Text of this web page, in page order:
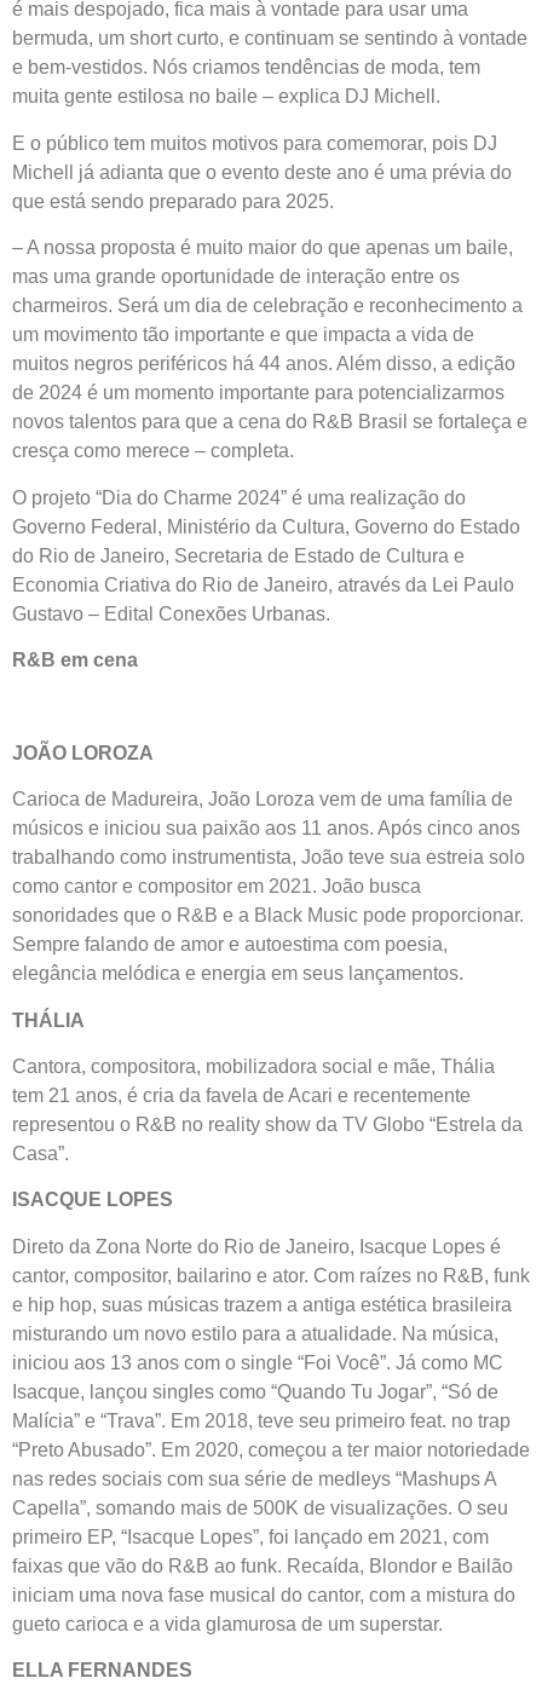
é mais despojado, fica mais à vontade para usar uma
bermuda, um short curto, e continuam se sentindo à vontade
e bem-vestidos. Nós criamos tendências de moda, tem
muita gente estilosa no baile – explica DJ Michell.
E o público tem muitos motivos para comemorar, pois DJ
Michell já adianta que o evento deste ano é uma prévia do
que está sendo preparado para 2025.
– A nossa proposta é muito maior do que apenas um baile,
mas uma grande oportunidade de interação entre os
charmeiros. Será um dia de celebração e reconhecimento a
um movimento tão importante e que impacta a vida de
muitos negros periféricos há 44 anos. Além disso, a edição
de 2024 é um momento importante para potencializarmos
novos talentos para que a cena do R&B Brasil se fortaleça e
cresça como merece – completa.
O projeto “Dia do Charme 2024” é uma realização do
Governo Federal, Ministério da Cultura, Governo do Estado
do Rio de Janeiro, Secretaria de Estado de Cultura e
Economia Criativa do Rio de Janeiro, através da Lei Paulo
Gustavo – Edital Conexões Urbanas.
R&B em cena
JOÃO LOROZA
Carioca de Madureira, João Loroza vem de uma família de
músicos e iniciou sua paixão aos 11 anos. Após cinco anos
trabalhando como instrumentista, João teve sua estreia solo
como cantor e compositor em 2021. João busca
sonoridades que o R&B e a Black Music pode proporcionar.
Sempre falando de amor e autoestima com poesia,
elegância melódica e energia em seus lançamentos.
THÁLIA
Cantora, compositora, mobilizadora social e mãe, Thália
tem 21 anos, é cria da favela de Acari e recentemente
representou o R&B no reality show da TV Globo “Estrela da
Casa”.
ISACQUE LOPES
Direto da Zona Norte do Rio de Janeiro, Isacque Lopes é
cantor, compositor, bailarino e ator. Com raízes no R&B, funk
e hip hop, suas músicas trazem a antiga estética brasileira
misturando um novo estilo para a atualidade. Na música,
iniciou aos 13 anos com o single “Foi Você”. Já como MC
Isacque, lançou singles como “Quando Tu Jogar”, “Só de
Malícia” e “Trava”. Em 2018, teve seu primeiro feat. no trap
“Preto Abusado”. Em 2020, começou a ter maior notoriedade
nas redes sociais com sua série de medleys “Mashups A
Capella”, somando mais de 500K de visualizações. O seu
primeiro EP, “Isacque Lopes”, foi lançado em 2021, com
faixas que vão do R&B ao funk. Recaída, Blondor e Bailão
iniciam uma nova fase musical do cantor, com a mistura do
gueto carioca e a vida glamurosa de um superstar.
ELLA FERNANDES